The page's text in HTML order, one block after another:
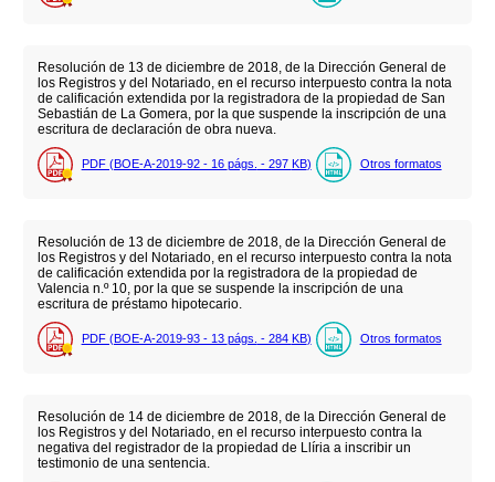
Resolución de 13 de diciembre de 2018, de la Dirección General de
los Registros y del Notariado, en el recurso interpuesto contra la nota
de calificación extendida por la registradora de la propiedad de San
Sebastián de La Gomera, por la que suspende la inscripción de una
escritura de declaración de obra nueva.
PDF (BOE-A-2019-92 - 16 págs. - 297 KB) Otros formatos
Resolución de 13 de diciembre de 2018, de la Dirección General de
los Registros y del Notariado, en el recurso interpuesto contra la nota
de calificación extendida por la registradora de la propiedad de
Valencia n.º 10, por la que se suspende la inscripción de una
escritura de préstamo hipotecario.
PDF (BOE-A-2019-93 - 13 págs. - 284 KB) Otros formatos
Resolución de 14 de diciembre de 2018, de la Dirección General de
los Registros y del Notariado, en el recurso interpuesto contra la
negativa del registrador de la propiedad de Llíria a inscribir un
testimonio de una sentencia.